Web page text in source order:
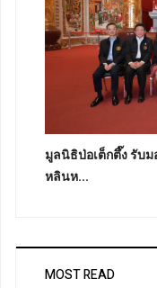
มูลนิธิป่อเต็กตึ๊ง รับ
หลินห...
MOST READ